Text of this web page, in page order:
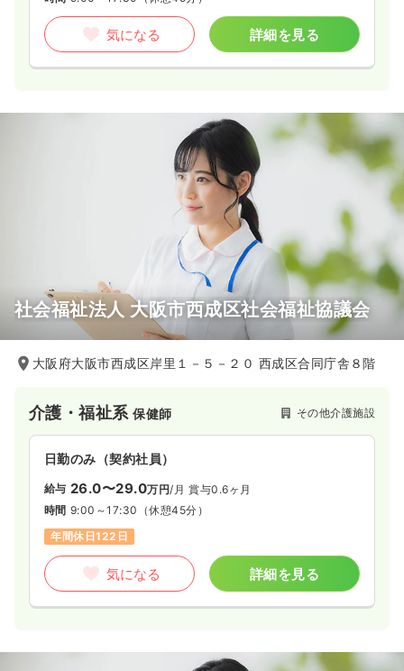
気になる 詳細を見る
社会福祉法人 大阪市西成区社会福祉協議会
大阪府大阪市西成区岸里１－５－２０ 西成区合同庁舎８階
介護・福祉系保健師 その他介護施設
日勤のみ（契約社員）
給与 26.0〜29.0万円/月 賞与0.6ヶ月
時間 9:00～17:30 （休憩45分）
年間休日122日
気になる 詳細を見る